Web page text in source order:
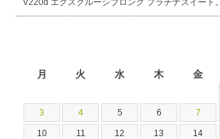
月 火 水 木 金
3 4 5 6 7
10 11 12 13 14